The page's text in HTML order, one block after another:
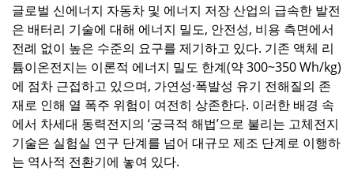
글로벌 신에너지 자동차 및 에너지 저장 산업의 급속한 발전
은 배터리 기술에 대해 에너지 밀도, 안전성, 비용 측면에서
전례 없이 높은 수준의 요구를 제기하고 있다. 기존 액체 리
튬이온전지는 이론적 에너지 밀도 한계(약 300~350 Wh/kg)
에 점차 근접하고 있으며, 가연성·폭발성 유기 전해질의 존
재로 인해 열 폭주 위험이 여전히 상존한다. 이러한 배경 속
에서 차세대 동력전지의 ‘궁극적 해법’으로 불리는 고체전지
기술은 실험실 연구 단계를 넘어 대규모 제조 단계로 이행하
는 역사적 전환기에 놓여 있다.